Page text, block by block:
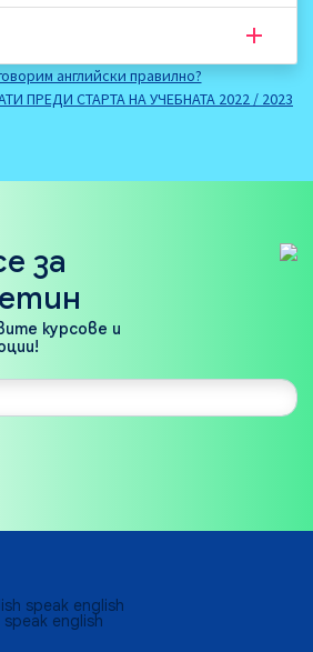
английски правилно?
ПРЕДИ СТАРТА НА УЧЕБНАТА 2022 / 2023
за
курсове и